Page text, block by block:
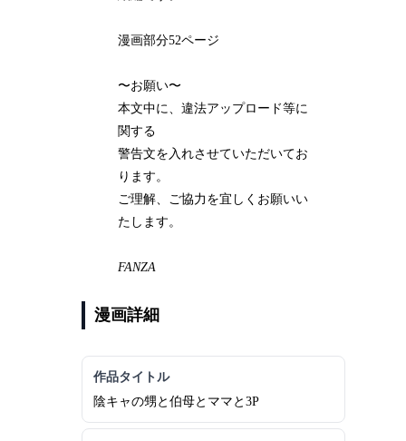
漫画部分52ページ
〜お願い〜
本文中に、違法アップロード等に
関する
警告文を入れさせていただいてお
ります。
ご理解、ご協力を宜しくお願いい
たします。
FANZA
漫画詳細
作品タイトル
陰キャの甥と伯母とママと3P